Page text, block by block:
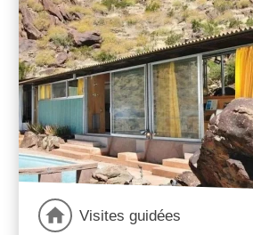
Visites guidées